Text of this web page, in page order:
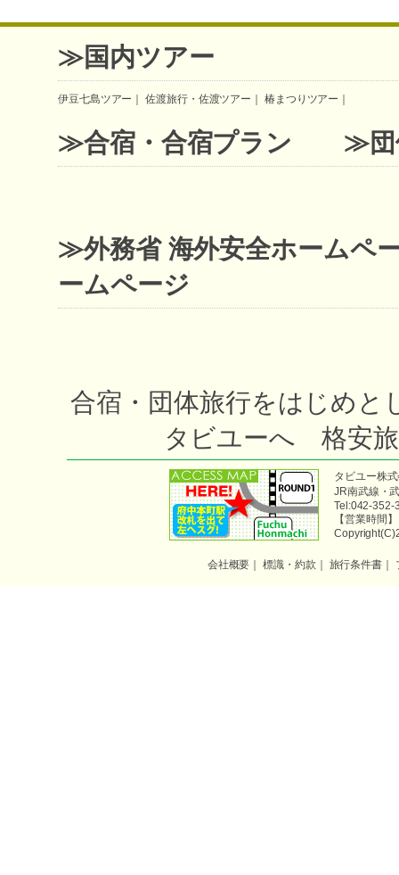
≫国内ツアー
伊豆七島ツアー 佐渡旅行・佐渡ツアー 椿まつりツアー
≫合宿・合宿プラン ≫団
≫外務省 海外安全ホームペ
ームページ
合宿・団体旅行をはじめと
タビユーへ 格安旅
タビユー株
JR南武線・
Tel:042-
【営業時間
会社概要 標識・約款 旅行条件書